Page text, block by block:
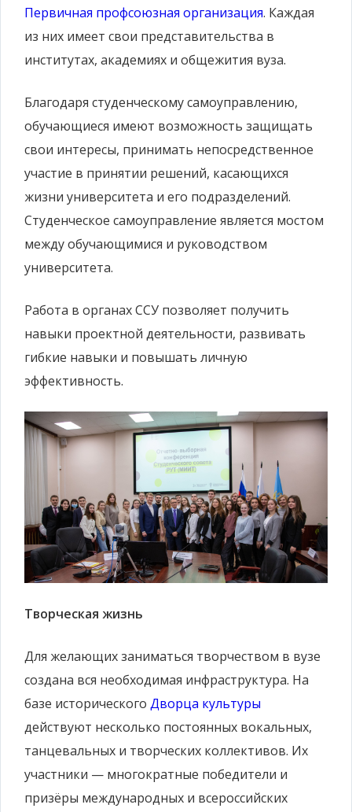
Первичная профсоюзная организация. Каждая
из них имеет свои представительства в
институтах, академиях и общежития вуза.
Благодаря студенческому самоуправлению,
обучающиеся имеют возможность защищать
свои интересы, принимать непосредственное
участие в принятии решений, касающихся
жизни университета и его подразделений.
Студенческое самоуправление является мостом
между обучающимися и руководством
университета.
Работа в органах ССУ позволяет получить
навыки проектной деятельности, развивать
гибкие навыки и повышать личную
эффективность.
Творческая жизнь
Для желающих заниматься творчеством в вузе
создана вся необходимая инфраструктура. На
базе исторического Дворца культуры
действуют несколько постоянных вокальных,
танцевальных и творческих коллективов. Их
участники — многократные победители и
призёры международных и всероссийских